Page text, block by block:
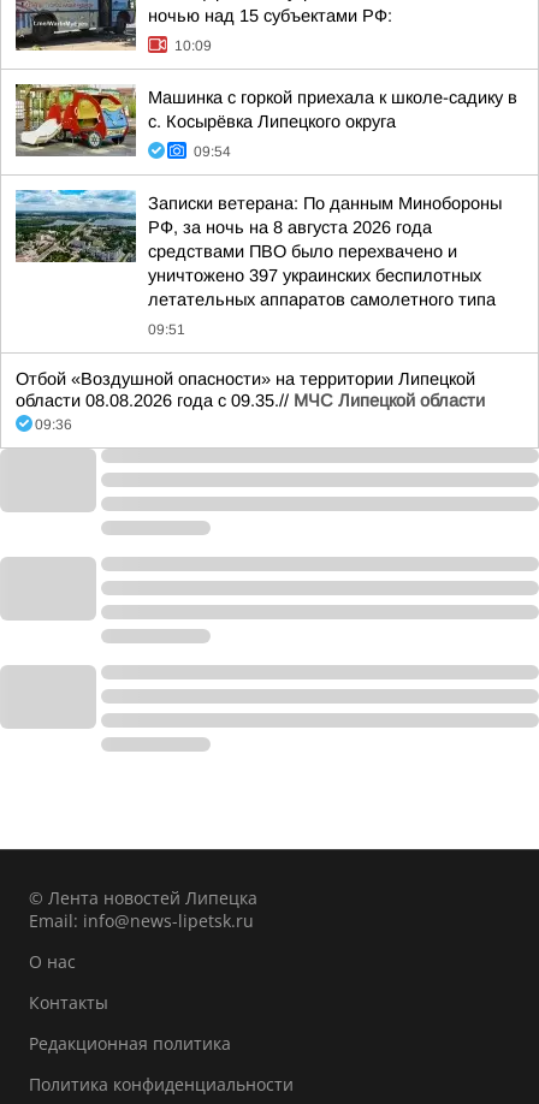
ночью над 15 субъектами РФ:
10:09
Машинка с горкой приехала к школе-садику в
с. Косырёвка Липецкого округа
09:54
Записки ветерана: По данным Минобороны
РФ, за ночь на 8 августа 2026 года
средствами ПВО было перехвачено и
уничтожено 397 украинских беспилотных
летательных аппаратов самолетного типа
09:51
Отбой «Воздушной опасности» на территории Липецкой
области 08.08.2026 года с 09.35.// МЧС Липецкой области
09:36
© Лента новостей Липецка
Email: info@news-lipetsk.ru
О нас
Контакты
Редакционная политика
Политика конфиденциальности